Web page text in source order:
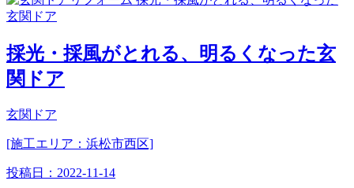
採光・採風がとれる、明るくなった玄
関ドア
玄関ドア
[施工エリア：浜松市西区]
投稿日： 2022-11-14